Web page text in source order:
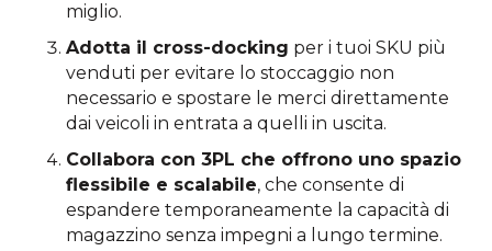
miglio.
Adotta il cross-docking per i tuoi SKU più
venduti per evitare lo stoccaggio non
necessario e spostare le merci direttamente
dai veicoli in entrata a quelli in uscita.
Collabora con 3PL che offrono uno spazio
flessibile e scalabile, che consente di
espandere temporaneamente la capacità di
magazzino senza impegni a lungo termine.